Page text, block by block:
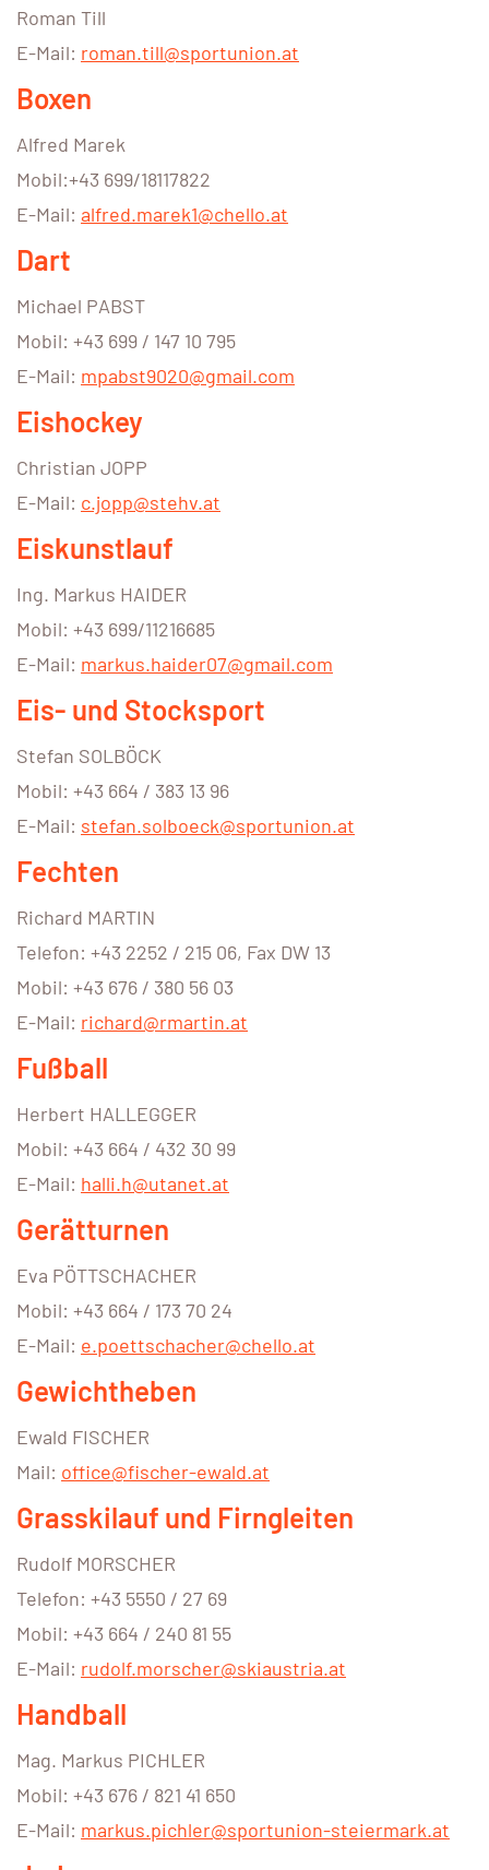
Roman Till
E-Mail: roman.till@sportunion.at
Boxen
Alfred Marek
Mobil:+43 699/18117822
E-Mail: alfred.marek1@chello.at
Dart
Michael PABST
Mobil: +43 699 / 147 10 795
E-Mail: mpabst9020@gmail.com
Eishockey
Christian JOPP
E-Mail: c.jopp@stehv.at
Eiskunstlauf
Ing. Markus HAIDER
Mobil: +43 699/11216685
E-Mail: markus.haider07@gmail.com
Eis- und Stocksport
Stefan SOLBÖCK
Mobil: +43 664 / 383 13 96
E-Mail: stefan.solboeck@sportunion.at
Fechten
Richard MARTIN
Telefon: +43 2252 / 215 06, Fax DW 13
Mobil: +43 676 / 380 56 03
E-Mail: richard@rmartin.at
Fußball
Herbert HALLEGGER
Mobil: +43 664 / 432 30 99
E-Mail: halli.h@utanet.at
Gerätturnen
Eva PÖTTSCHACHER
Mobil: +43 664 / 173 70 24
E-Mail: e.poettschacher@chello.at
Gewichtheben
Ewald FISCHER
Mail: office@fischer-ewald.at
Grasskilauf und Firngleiten
Rudolf MORSCHER
Telefon: +43 5550 / 27 69
Mobil: +43 664 / 240 81 55
E-Mail: rudolf.morscher@skiaustria.at
Handball
Mag. Markus PICHLER
Mobil: +43 676 / 821 41 650
E-Mail: markus.pichler@sportunion-steiermark.at